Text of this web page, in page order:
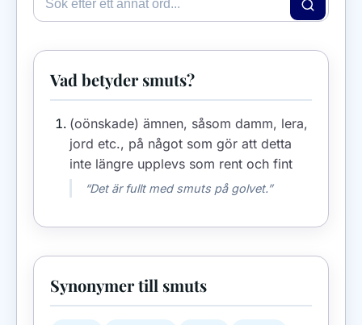
Vad betyder smuts?
(oönskade) ämnen, såsom damm, lera,
jord etc., på något som gör att detta
inte längre upplevs som rent och fint
“Det är fullt med smuts på golvet.”
Synonymer till smuts